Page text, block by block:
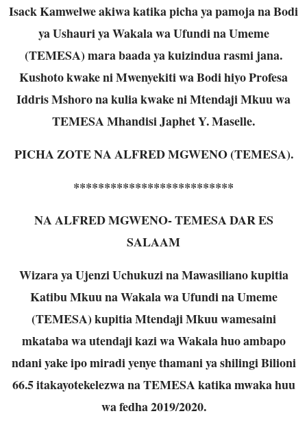
Isack Kamwelwe akiwa katika picha yapamoja na Bodi
ya Ushauri ya Wakala wa Ufundi na Umeme
(TEMESA) mara baada ya kuizinduarasmi jana.
Kushoto kwake ni Mwenyekiti wa Bodi hiyo Profesa
Iddris Mshoro na kulia kwake niMtendaji Mkuu wa
TEMESA Mhandisi Japhet Y. Maselle.
PICHA ZOTE NA ALFRED MGWENO (TEMESA).
**************************
NA ALFRED MGWENO- TEMESA DAR ES
SALAAM
Wizara ya Ujenzi Uchukuzi na Mawasiliano kupitia
Katibu Mkuu na Wakala wa Ufundi na Umeme
(TEMESA) kupitia Mtendaji Mkuu wamesaini
mkataba wa utendaji kazi wa Wakala huo ambapo
ndaniyake ipo miradi yenye thamani ya shilingi Bilioni
66.5 itakayotekelezwa na TEMESA katika mwaka huu
wa fedha 2019/2020.